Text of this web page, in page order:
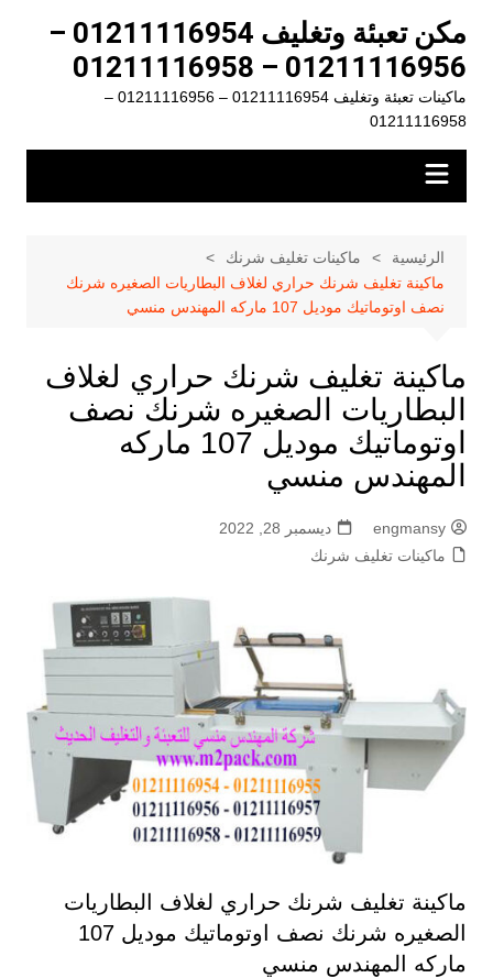
المحتوى
مكن تعبئة وتغليف 01211116954 –
01211116956 – 01211116958
ماكينات تعبئة وتغليف 01211116954 – 01211116956 –
01211116958
الرئيسية
ماكينات تغليف شرنك
ماكينة تغليف شرنك حراري لغلاف البطاريات الصغيره شرنك
نصف اوتوماتيك موديل 107 ماركه المهندس منسي
ماكينة تغليف شرنك حراري لغلاف
البطاريات الصغيره شرنك نصف
اوتوماتيك موديل 107 ماركه
المهندس منسي
engmansy
ديسمبر 28, 2022
ماكينات تغليف شرنك
ماكينة تغليف شرنك حراري لغلاف البطاريات
الصغيره شرنك نصف اوتوماتيك موديل 107
ماركه المهندس منسي